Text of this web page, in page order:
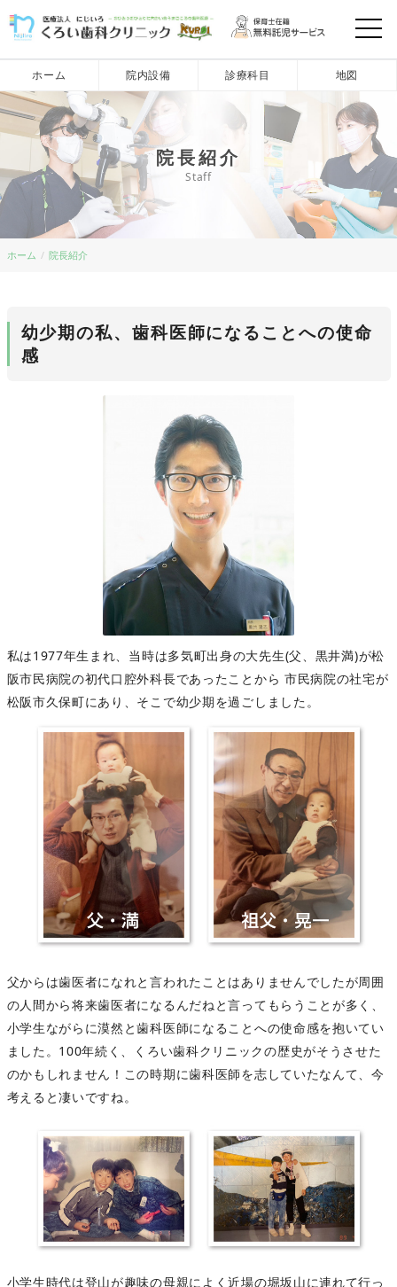
ホーム 院内設備 診療科目 地図
院長紹介
Staff
ホーム 院長紹介
幼少期の私、歯科医師になることへの使命
感
私は1977年生まれ、当時は多気町出身の大先生(父、黒井満)が松
阪市民病院の初代口腔外科長であったことから 市民病院の社宅が
松阪市久保町にあり、そこで幼少期を過ごしました。
父からは歯医者になれと言われたことはありませんでしたが周囲
の人間から将来歯医者になるんだねと言ってもらうことが多く、
小学生ながらに漠然と歯科医師になることへの使命感を抱いてい
ました。100年続く、くろい歯科クリニックの歴史がそうさせた
のかもしれません！この時期に歯科医師を志していたなんて、今
考えると凄いですね。
小学生時代は登山が趣味の母親によく近場の堀坂山に連れて行っ